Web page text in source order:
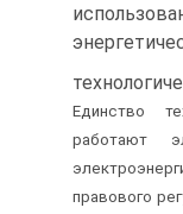
Единство
работают
правового